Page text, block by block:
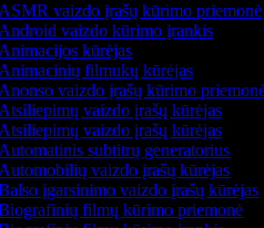
vaizdo įrašų kūrimo priemonė
vaizdo kūrimo įrankis
kūrėjas
filmukų kūrėjas
vaizdo įrašų kūrimo priemonė
vaizdo įrašų kūrėjas
vaizdo įrašų kūrėjas
subtitrų generatorius
vaizdo įrašų kūrėjas
įgarsinimo vaizdo įrašų kūrėjas
filmų kūrimo priemonė